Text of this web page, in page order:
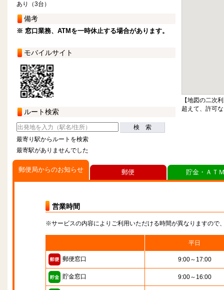
あり（3台）
備考
※ 窓口業務、ATMを一時休止する場合があります。
モバイルサイト
ルート検索
検 索
最寄り駅からルートを検索
最寄駅がありませんでした
【地図の二次
超えて、許可
郵便局からのお知らせ
営業時間
※サービスの内容によりご利用いただける時間が異なりますので
平日
郵便窓口 9:00～17:00
貯金窓口 9:00～16:00
郵便 貯金・ＡＴ